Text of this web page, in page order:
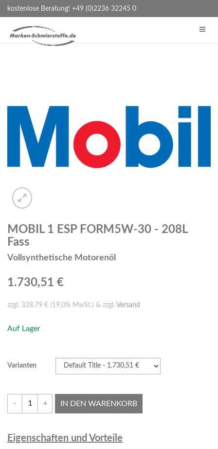
kostenlose Beratung! +49 (0)2236 32245 0
MOBIL 1 ESP FORM5W-30 - 208L
Fass
Vollsynthetische Motorenöl
1.730,51 €
zzgl. 328,79 € (19,0% MwSt.) & zzgl. Versand
Auf Lager
Varianten
- + IN DEN WARENKORB
Eigenschaften und Vorteile